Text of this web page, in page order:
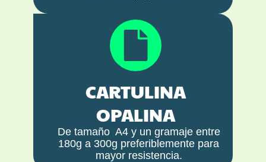
CARTULINA
OPALINA
De tamaño A4 y un gramaje entre
180g a 300g preferiblemente para
mayor resistencia.